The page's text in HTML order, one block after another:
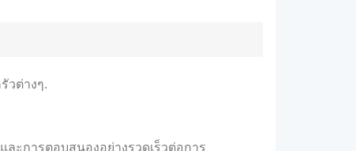
วต่างๆ.
ะการตอบสนองอย่างรวดเร็วต่อการ